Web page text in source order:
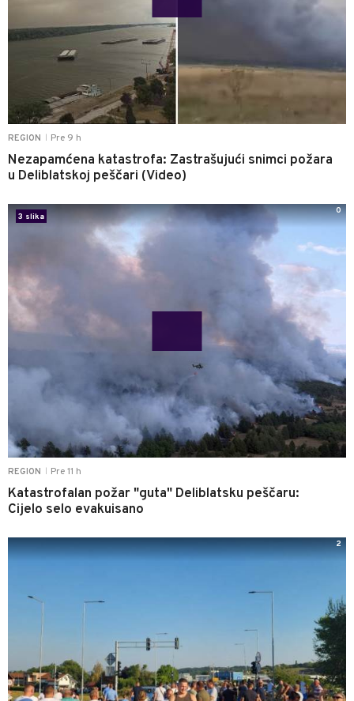
REGION Pre 9 h
Nezapamćena katastrofa: Zastrašujući snimci požara
u Deliblatskoj peščari (Video)
REGION Pre 11 h
Katastrofalan požar "guta" Deliblatsku peščaru:
Cijelo selo evakuisano
3 slika
0
2